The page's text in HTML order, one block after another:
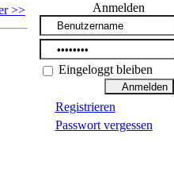
>> Anmelden
Eingeloggt bleiben
Registrieren
Passwort vergessen